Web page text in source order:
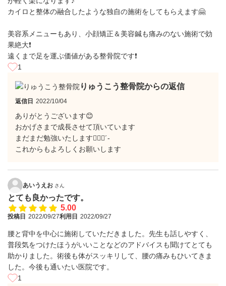
カイロと整体の融合したような独自の施術をしてもらえます🤗
美容系メニューもあり、小顔矯正＆美容鍼も痛みのない施術で効
果絶大❗️
遠くまで足を運ぶ価値がある整骨院です❗️
1
りゅうこう整骨院からの返信
返信日 2022/10/04
ありがとうございます😊
おかげさまで成長させて頂いています
まだまだ勉強いたします✍🏻📖´-
これからもよろしくお願いします
あいうえお さん
とても良かったです。
5.00
投稿日 2022/09/27利用日 2022/09/27
腰と背中を中心に施術していただきました。先生も話しやすく、
普段気をつけたほうがいいことなどのアドバイスも聞けてとても
助かりました。術後も体がスッキリして、腰の痛みもひいてきま
した。今後も通いたい医院です。
1